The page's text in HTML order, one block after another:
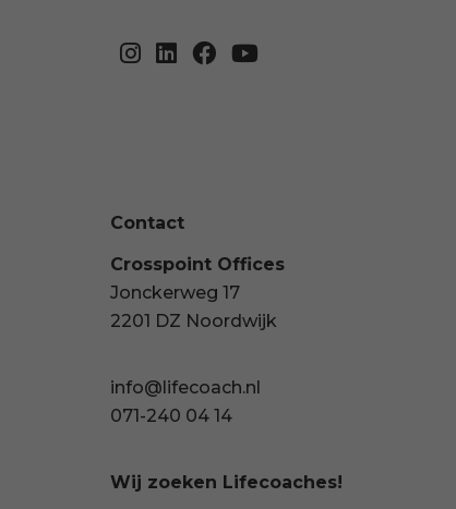
Contact
Crosspoint Offices
Jonckerweg 17
2201 DZ Noordwijk
info@lifecoach.nl
071-240 04 14
Wij zoeken Lifecoaches!